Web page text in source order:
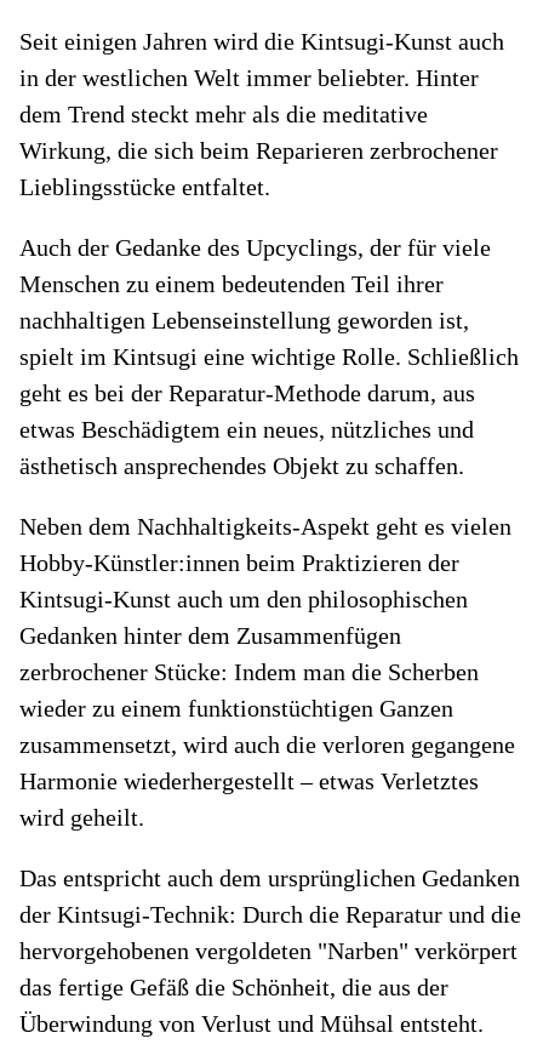
Seit einigen Jahren wird die Kintsugi-Kunst auch
in der westlichen Welt immer beliebter. Hinter
dem Trend steckt mehr als die meditative
Wirkung, die sich beim Reparieren zerbrochener
Lieblingsstücke entfaltet.
Auch der Gedanke des Upcyclings, der für viele
Menschen zu einem bedeutenden Teil ihrer
nachhaltigen Lebenseinstellung geworden ist,
spielt im Kintsugi eine wichtige Rolle. Schließlich
geht es bei der Reparatur-Methode darum, aus
etwas Beschädigtem ein neues, nützliches und
ästhetisch ansprechendes Objekt zu schaffen.
Neben dem Nachhaltigkeits-Aspekt geht es vielen
Hobby-Künstler:innen beim Praktizieren der
Kintsugi-Kunst auch um den philosophischen
Gedanken hinter dem Zusammenfügen
zerbrochener Stücke: Indem man die Scherben
wieder zu einem funktionstüchtigen Ganzen
zusammensetzt, wird auch die verloren gegangene
Harmonie wiederhergestellt – etwas Verletztes
wird geheilt.
Das entspricht auch dem ursprünglichen Gedanken
der Kintsugi-Technik: Durch die Reparatur und die
hervorgehobenen vergoldeten "Narben" verkörpert
das fertige Gefäß die Schönheit, die aus der
Überwindung von Verlust und Mühsal entsteht.